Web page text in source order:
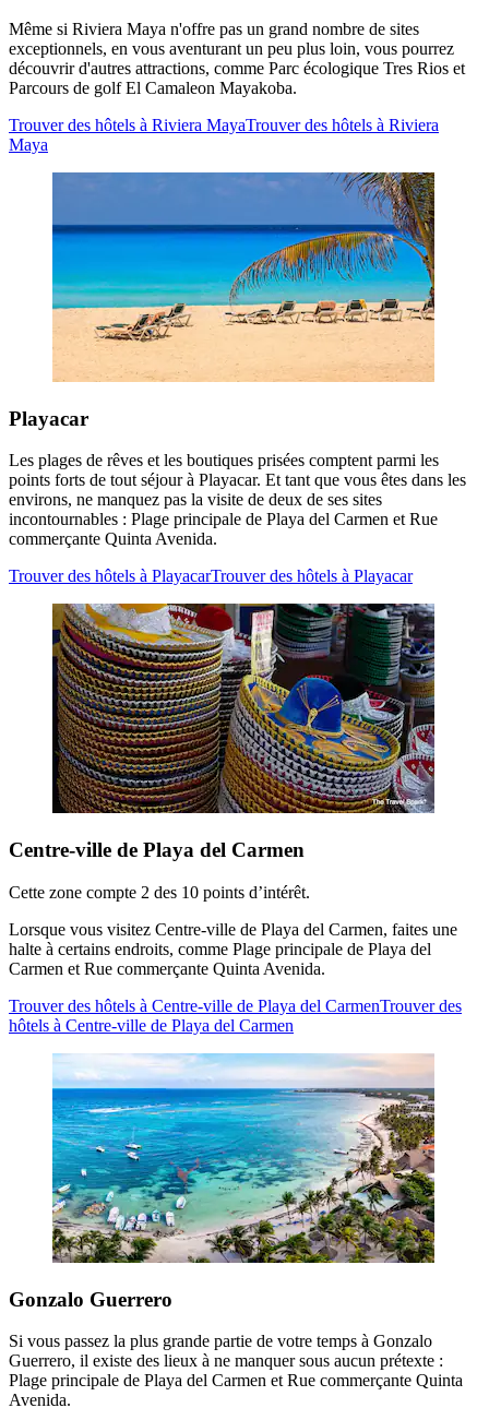
Même si Riviera Maya n'offre pas un grand nombre de sites
exceptionnels, en vous aventurant un peu plus loin, vous pourrez
découvrir d'autres attractions, comme Parc écologique Tres Rios et
Parcours de golf El Camaleon Mayakoba.
Trouver des hôtels à Riviera MayaTrouver des hôtels à Riviera
Maya
Playacar
Les plages de rêves et les boutiques prisées comptent parmi les
points forts de tout séjour à Playacar. Et tant que vous êtes dans les
environs, ne manquez pas la visite de deux de ses sites
incontournables : Plage principale de Playa del Carmen et Rue
commerçante Quinta Avenida.
Trouver des hôtels à PlayacarTrouver des hôtels à Playacar
Centre-ville de Playa del Carmen
Cette zone compte 2 des 10 points d’intérêt.
Lorsque vous visitez Centre-ville de Playa del Carmen, faites une
halte à certains endroits, comme Plage principale de Playa del
Carmen et Rue commerçante Quinta Avenida.
Trouver des hôtels à Centre-ville de Playa del CarmenTrouver des
hôtels à Centre-ville de Playa del Carmen
Gonzalo Guerrero
Si vous passez la plus grande partie de votre temps à Gonzalo
Guerrero, il existe des lieux à ne manquer sous aucun prétexte :
Plage principale de Playa del Carmen et Rue commerçante Quinta
Avenida.